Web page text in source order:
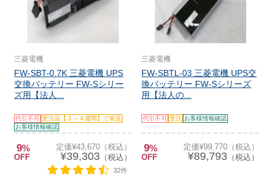
三菱電機
FW-SBT-0.7K 三菱電機 UPS
交換バッテリー FW-Sシリー
ズ用【法人...
代引不可 受注品【３～４週間】で発送
お客様情報確認
9%
OFF
定価¥43,670（税込）
¥39,303（税込）
32件
三菱電機
FW-SBTL-03 三菱電機 UPS交
換バッテリー FW-Sシリーズ
用【法人の...
代引不可 受注 お客様情報確認
9%
OFF
定価¥99,770（税込）
¥89,793（税込）